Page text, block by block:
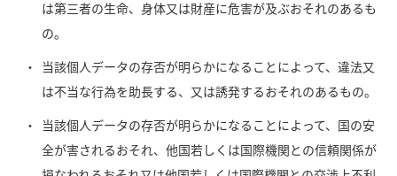
は第三者の生命、身体又は財産に危害が及ぶおそれのあるも
の。
当該個人データの存否が明らかになることによって、違法又
は不当な行為を助長する、又は誘発するおそれのあるもの。
当該個人データの存否が明らかになることによって、国の安
全が害されるおそれ、他国若しくは国際機関との信頼関係が